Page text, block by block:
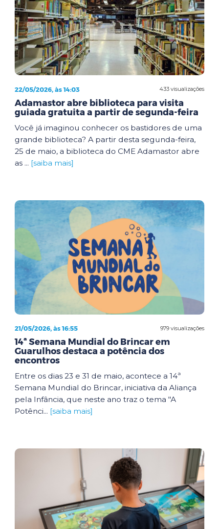
433 visualizações
22/05/2026, às 14:03
Adamastor abre biblioteca para visita
guiada gratuita a partir de segunda-feira
Você já imaginou conhecer os bastidores de uma
grande biblioteca? A partir desta segunda-feira,
25 de maio, a biblioteca do CME Adamastor abre
as ... [saiba mais]
979 visualizações
21/05/2026, às 16:55
14ª Semana Mundial do Brincar em
Guarulhos destaca a potência dos
encontros
Entre os dias 23 e 31 de maio, acontece a 14ª
Semana Mundial do Brincar, iniciativa da Aliança
pela Infância, que neste ano traz o tema "A
Potênci... [saiba mais]